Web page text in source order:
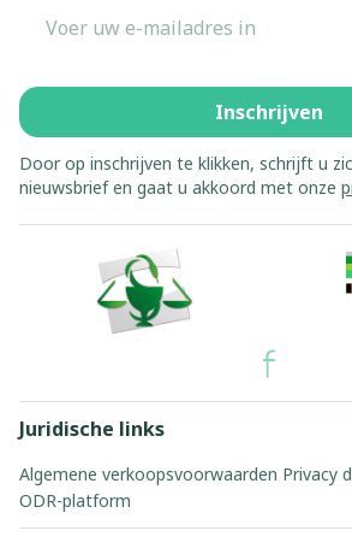
Inschrijven
Door op inschrijven te klikken, schrijft u
nieuwsbrief en gaat u akkoord met onze
Juridische links
Algemene verkoopsvoorwaarden Privacy
ODR-platform